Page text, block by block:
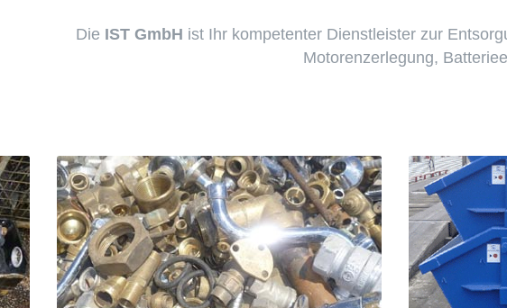
Die IST GmbH ist Ihr kompetenter Dienstleister zur
Motorenzerlegung,